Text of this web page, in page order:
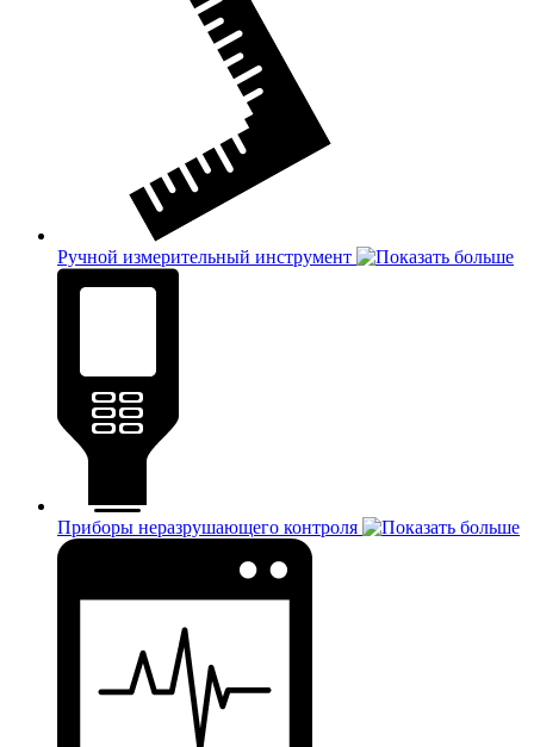
Ручной измерительный инструмент
Приборы неразрушающего контроля